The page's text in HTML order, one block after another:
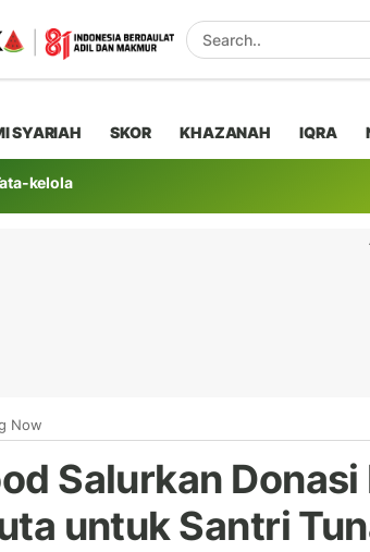
SYARIAH SKOR KHAZANAH IQRA
kelola
Now
Salurkan
untuk Santri